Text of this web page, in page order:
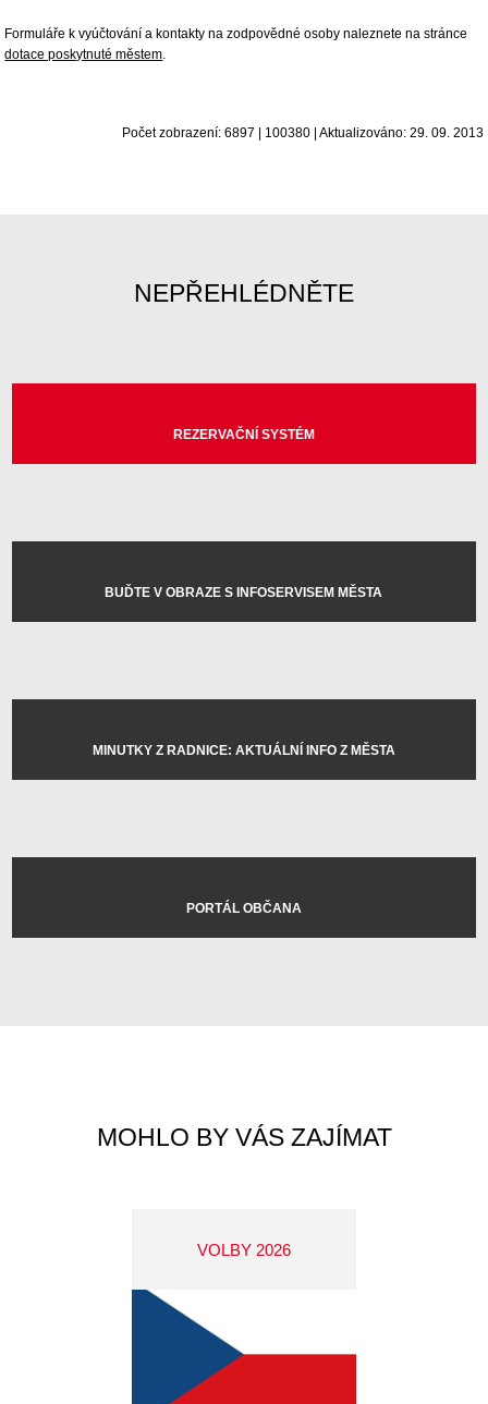
Formuláře k vyúčtování a kontakty na zodpovědné osoby naleznete na stránce
dotace poskytnuté městem.
Počet zobrazení: 6897 | 100380 | Aktualizováno: 29. 09. 2013
NEPŘEHLÉDNĚTE
REZERVAČNÍ SYSTÉM
BUĎTE V OBRAZE S INFOSERVISEM MĚSTA
MINUTKY Z RADNICE: AKTUÁLNÍ INFO Z MĚSTA
PORTÁL OBČANA
MOHLO BY VÁS ZAJÍMAT
VOLBY 2026